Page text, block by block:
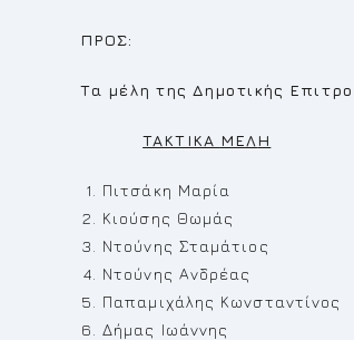
ΠΡΟΣ:
Τα μέλη της Δημοτικής
TAKTIKA MEΛH
Πιτσάκη Μαρία
Κιούσης Θωμάς
Ντούνης Σταμάτιος
Ντούνης Ανδρέας
Παπαμιχάλης Κωνσταντίνος
Δήμας Ιωάννης